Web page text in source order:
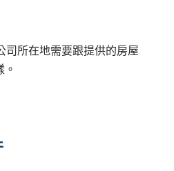
司所在地需要跟提供的房屋